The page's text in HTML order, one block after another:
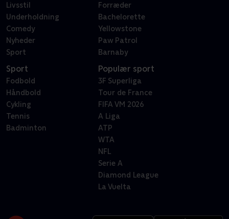
Livsstil
Underholdning
Comedy
Nyheder
Sport
Forræder
Bachelorette
Yellowstone
Paw Patrol
Barnaby
Sport
Fodbold
Håndbold
Cykling
Tennis
Badminton
Populær sport
3F Superliga
Tour de France
FIFA VM 2026
A Liga
ATP
WTA
NFL
Serie A
Diamond League
La Vuelta